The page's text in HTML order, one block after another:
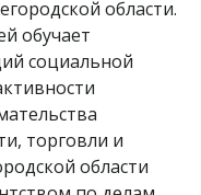
области.
обучает
социальной
торговли и
области